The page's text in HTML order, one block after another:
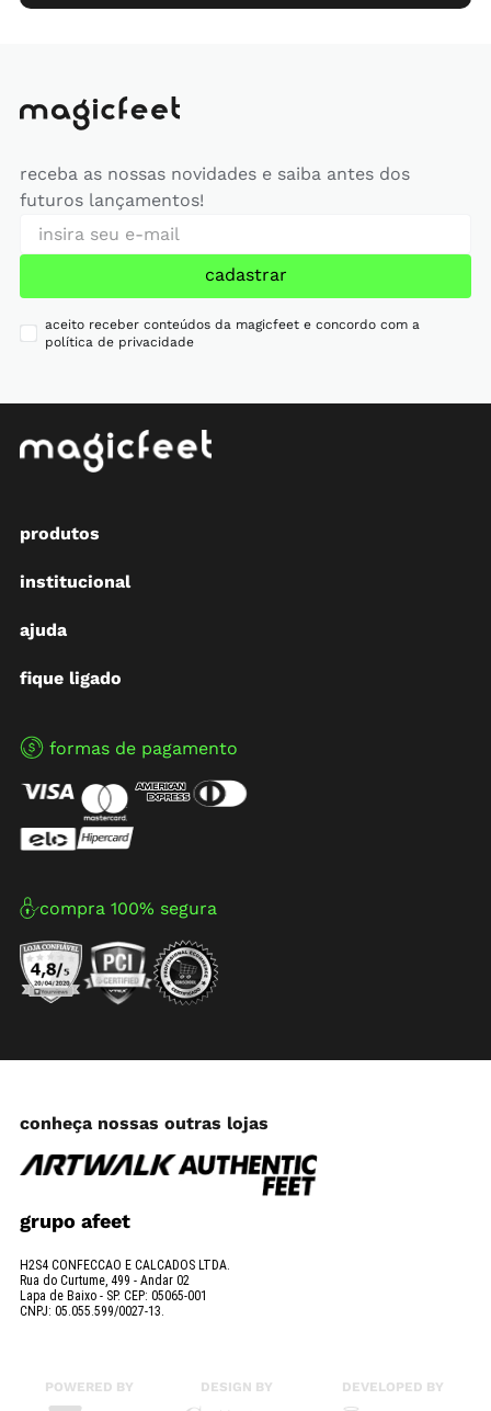
receba as nossas novidades e saiba antes dos
futuros lançamentos!
cadastrar
aceito receber conteúdos da magicfeet e concordo com a
política de privacidade
produtos
institucional
ajuda
fique ligado
formas de pagamento
compra 100% segura
conheça nossas outras lojas
grupo afeet
H2S4 CONFECCAO E CALCADOS LTDA.
Rua do Curtume, 499 - Andar 02
Lapa de Baixo - SP. CEP: 05065-001
CNPJ: 05.055.599/0027-13.
POWERED BY DESIGN BY DEVELOPED BY